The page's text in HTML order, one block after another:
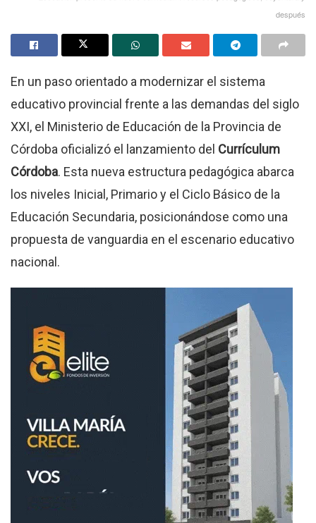
después
En un paso orientado a modernizar el sistema
educativo provincial frente a las demandas del siglo
XXI, el Ministerio de Educación de la Provincia de
Córdoba oficializó el lanzamiento del Currículum
Córdoba. Esta nueva estructura pedagógica abarca
los niveles Inicial, Primario y el Ciclo Básico de la
Educación Secundaria, posicionándose como una
propuesta de vanguardia en el escenario educativo
nacional.